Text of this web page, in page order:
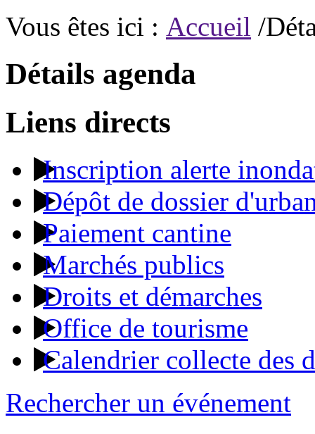
Vous êtes ici : Accueil /
Détails agenda
Liens directs
Inscription alerte
Dépôt de dossier
Paiement cantine
Marchés publics
Droits et démarches
Office de tourisme
Calendrier collecte des
Rechercher un événement